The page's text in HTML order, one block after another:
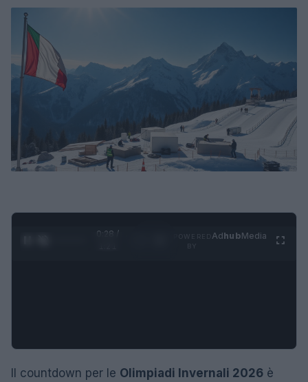
0:29 /
AdhubMedia
Il countdown per le Olimpiadi Invernali 2026 è